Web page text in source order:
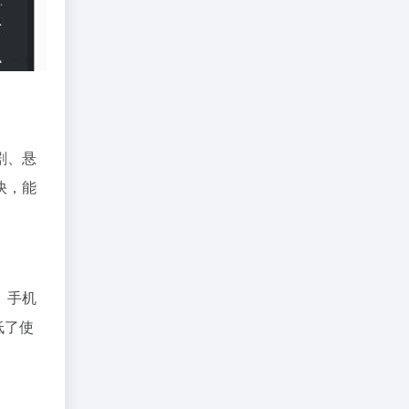
、悬
，能
手机
使